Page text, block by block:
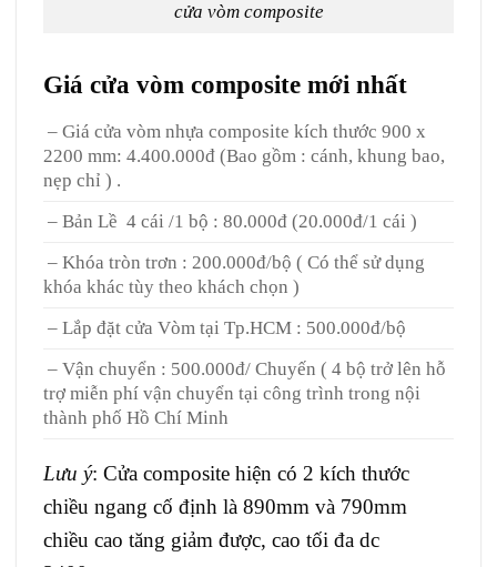
cửa vòm composite
Giá cửa vòm composite mới nhất
– Giá cửa vòm nhựa composite kích thước 900 x
2200 mm: 4.400.000đ (Bao gồm : cánh, khung bao,
nẹp chỉ ) .
– Bản Lề 4 cái /1 bộ : 80.000đ (20.000đ/1 cái )
– Khóa tròn trơn : 200.000đ/bộ ( Có thể sử dụng
khóa khác tùy theo khách chọn )
– Lắp đặt cửa Vòm tại Tp.HCM : 500.000đ/bộ
– Vận chuyển : 500.000đ/ Chuyến ( 4 bộ trở lên hỗ
trợ miễn phí vận chuyển tại công trình trong nội
thành phố Hồ Chí Minh
Lưu ý: Cửa composite hiện có 2 kích thước
chiều ngang cố định là 890mm và 790mm
chiều cao tăng giảm được, cao tối đa dc